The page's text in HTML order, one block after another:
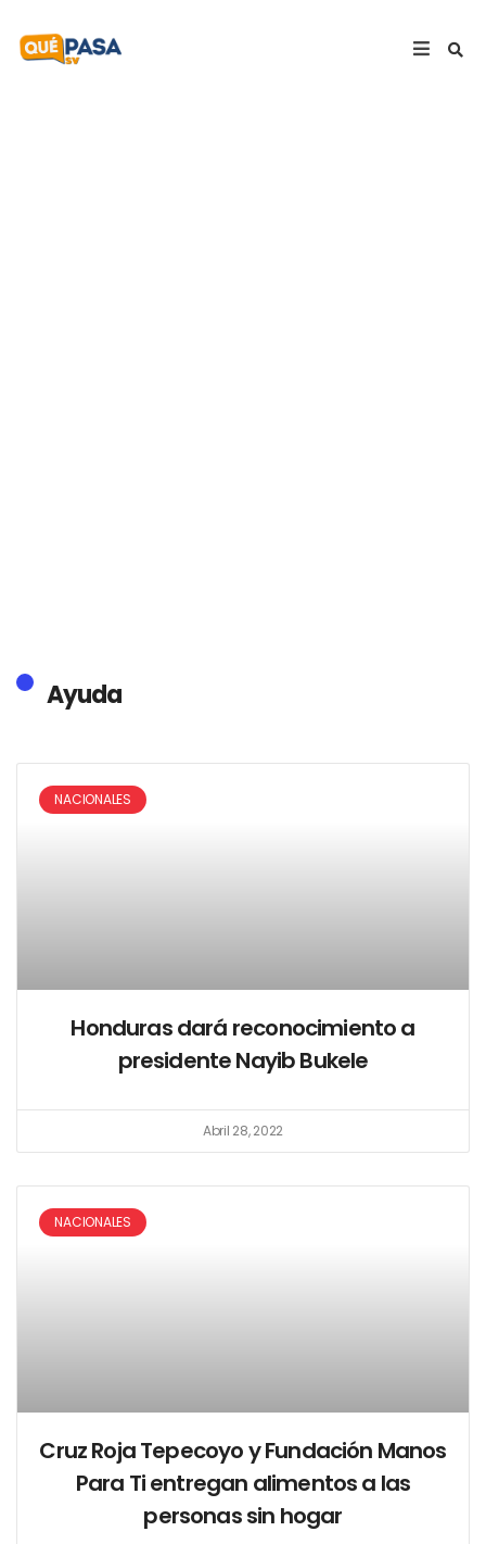
Ayuda
NACIONALES
Honduras dará reconocimiento a
presidente Nayib Bukele
Abril 28, 2022
NACIONALES
Cruz Roja Tepecoyo y Fundación Manos
Para Ti entregan alimentos a las
personas sin hogar